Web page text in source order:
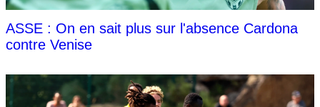
ASSE : On en sait plus sur l'absence Cardona
contre Venise